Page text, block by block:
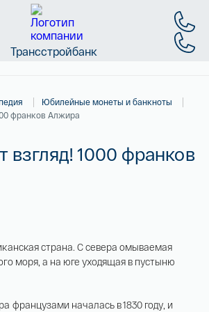
Трансстройбанк
Юбилейные монеты и банкноты
франков Алжира
взгляд! 1000 франков
страна. С севера омываемая
моря, а на юге уходящая в пустыню
французами началась в 1830 году, и